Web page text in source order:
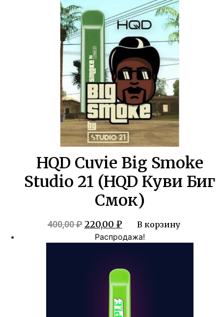
составляла
400,00 ₽.
220,00 ₽.
HQD Cuvie Big Smoke
Studio 21 (HQD Куви Биг
Смок)
400,00₽ Первоначальная
цена
220,00 ₽Текущая
цена:
В корзину
Распродажа!